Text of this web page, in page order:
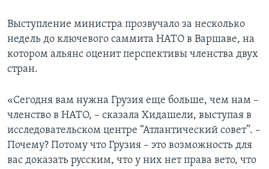
Выступление министра прозвучало за несколько
недель до ключевого саммита НАТО в Варшаве, на
котором альянс оценит перспективы членства двух
стран.
«Сегодня вам нужна Грузия еще больше, чем нам –
членство в НАТО, – сказала Хидашели, выступая в
исследовательском центре “Атлантический совет”. –
Почему? Потому что Грузия – это возможность для
вас доказать русским, что у них нет права вето, что